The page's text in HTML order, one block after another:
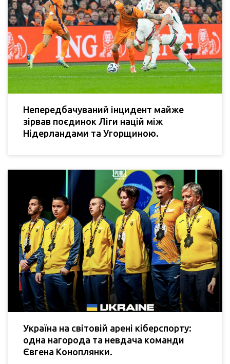
Непередбачуваний інцидент майже
зірвав поєдинок Ліги націй між
Нідерландами та Угорщиною.
Україна на світовій арені кіберспорту:
одна нагорода та невдача команди
Євгена Коноплянки.